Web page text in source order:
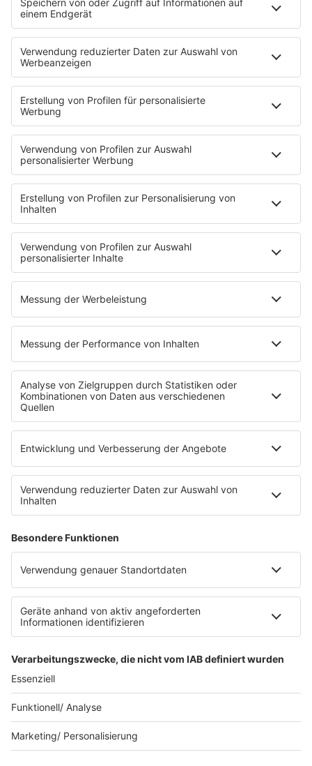
Strandbar
Putzfimmel
Deutschpop
Deutsche Liebeslieder
PODCASTS
Mit den Waffeln einer Frau
Frühstück bei Barbara
Brave & One
NotAufnahme
"Bewerbung und Karriere"
Aber bitte mit Schlager
Erdbeerkäse
Fitness mit M.A.R.K
Glück in Worten
Todesursache
Niemand muss ein Promi sein
PROGRAMM
Mit den Waffeln einer Frau
SERVICE
Empfang
barba radio App
Impressum
Datenschutz Facebook & Instagram
Datenschutzeinstellungen
Clubbedingungen
Werbung schalten
Waffel-Werbepartner
80s80s.de
90s90s.de
Schlagerplanetradio.com
1deutsch.de
WEIHNACHTSMUSIK.FM
© barba radio. Ein Baby von Barbara Schöneberger und
REGIOCAST.